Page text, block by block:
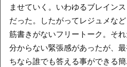
ませていく。いわゆるブレイン
だった。したがってレジュメなど
筋書きがないフリートーク。そ
分からない緊張感があったが、
ちなら誰でも答える事ができる簡